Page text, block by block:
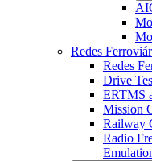
Redes
Redes
Drive
ERTMS
Mission
Railway
Radio